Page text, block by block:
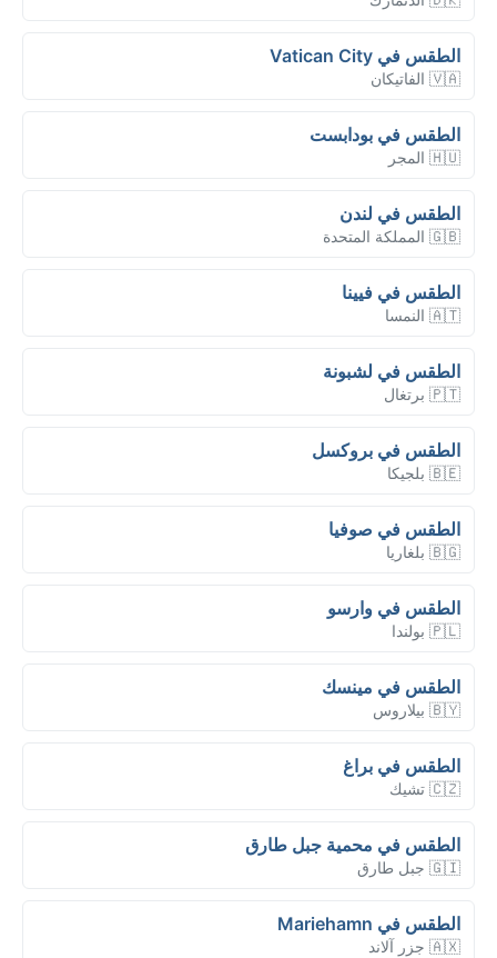
الطقس في Vatican City
🇻🇦 الفاتيكان
الطقس في بودابست
🇭🇺 المجر
الطقس في لندن
🇬🇧 المملكة المتحدة
الطقس في فيينا
🇦🇹 النمسا
الطقس في لشبونة
🇵🇹 برتغال
الطقس في بروكسل
🇧🇪 بلجيكا
الطقس في صوفيا
🇧🇬 بلغاريا
الطقس في وارسو
🇵🇱 بولندا
الطقس في مينسك
🇧🇾 بيلاروس
الطقس في براغ
🇨🇿 تشيك
الطقس في محمية جبل طارق
🇬🇮 جبل طارق
الطقس في Mariehamn
🇦🇽 جزر آلاند